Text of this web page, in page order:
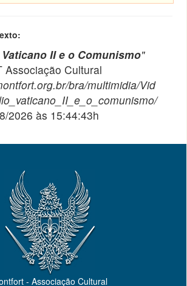
II e o Comunismo"
Associação Cultural
bra/multimidia/Vid
2026 às 15:44:43h
- Associação Cultural